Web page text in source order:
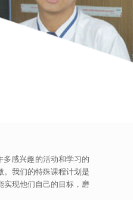
多感兴趣的活动和学习的
。我们的特殊课程计划是
实现他们自己的目标，磨